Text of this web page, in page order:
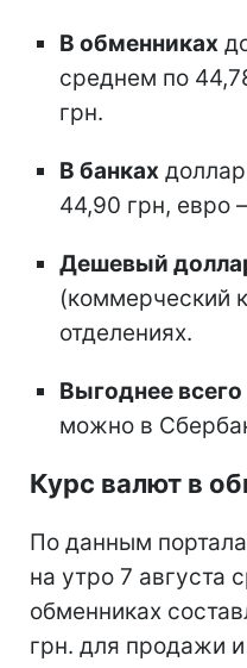
В обменниках
среднем по
грн.
В банках
44,90 грн, евро
Дешевый
(коммерческий
отделениях.
Выгоднее
можно в
Курс валют в
По данным портала
на утро 7 августа
обменниках
грн. для продажи